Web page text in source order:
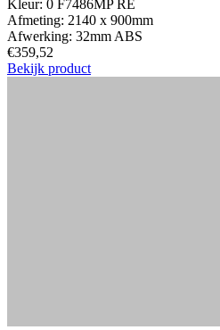
Kleur: 0 F7486MP RE
Afmeting: 2140 x 900mm
Afwerking: 32mm ABS
€359,52
Bekijk product